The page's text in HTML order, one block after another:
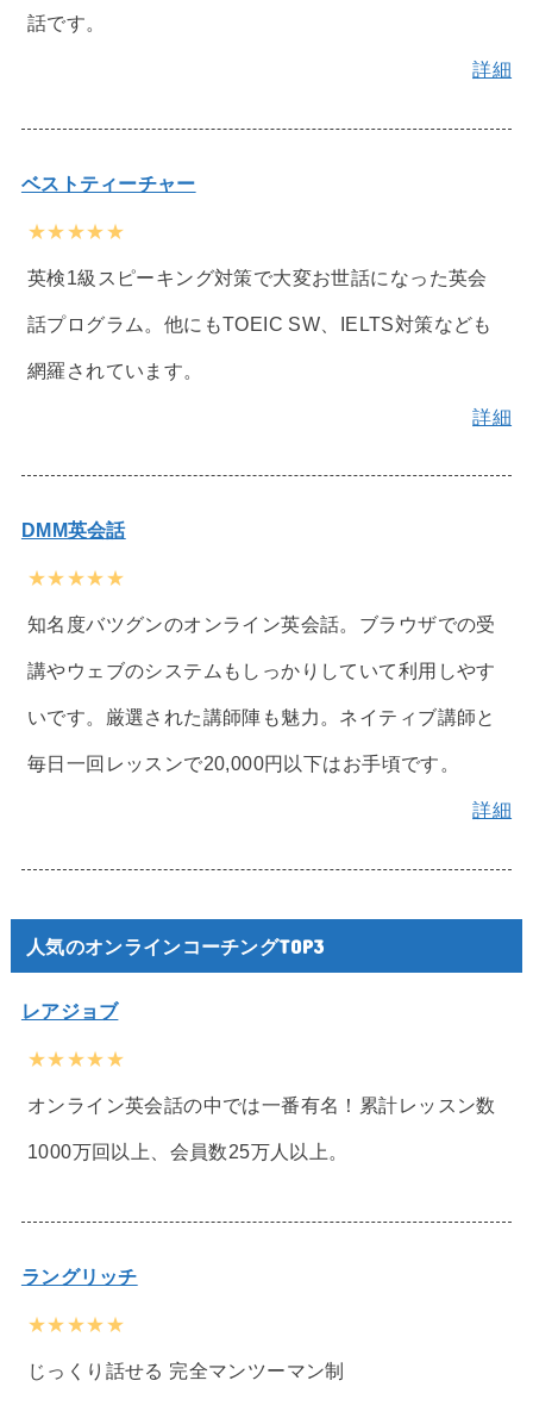
話です。
詳細
ベストティーチャー
★★★★★
英検1級スピーキング対策で大変お世話になった英会
話プログラム。他にもTOEIC SW、IELTS対策なども
網羅されています。
詳細
DMM英会話
★★★★★
知名度バツグンのオンライン英会話。ブラウザでの受
講やウェブのシステムもしっかりしていて利用しやす
いです。厳選された講師陣も魅力。ネイティブ講師と
毎日一回レッスンで20,000円以下はお手頃です。
詳細
人気のオンラインコーチングTOP3
レアジョブ
★★★★★
オンライン英会話の中では一番有名！累計レッスン数
1000万回以上、会員数25万人以上。
ラングリッチ
★★★★★
じっくり話せる 完全マンツーマン制